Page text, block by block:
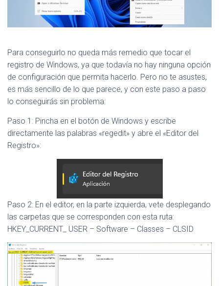
Para conseguirlo no queda más remedio que tocar el
registro de Windows, ya que todavía no hay ninguna opción
de configuración que permita hacerlo. Pero no te asustes,
es más sencillo de lo que parece, y con este paso a paso
lo conseguirás sin problema:
Paso 1: Pincha en el botón de Windows y escribe
directamente las palabras «regedit» y abre el «Editor del
Registro»:
Paso 2: En el editor, en la parte izquierda, vete desplegando
las carpetas que se corresponden con esta ruta:
HKEY_CURRENT_ USER – Software – Classes – CLSID